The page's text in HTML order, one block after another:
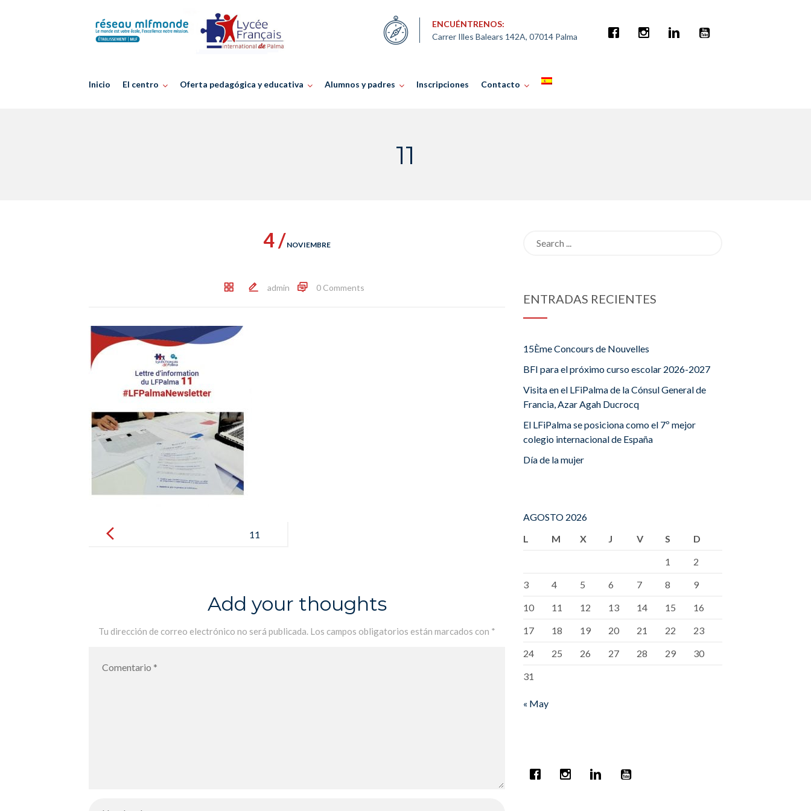
ENCUÉNTRENOS:
Carrer Illes Balears 142A, 07014 Palma
Inicio El centro Oferta pedagógica y educativa Alumnos y padres Inscripciones Contacto
11
4 / NOVIEMBRE
admin 0 Comments
navigation
11
Add your thoughts
Tu dirección de correo electrónico no será publicada. Los campos obligatorios están marcados con *
ENTRADAS RECIENTES
15Ème Concours de Nouvelles
BFI para el próximo curso escolar 2026-2027
Visita en el LFiPalma de la Cónsul General de
Francia, Azar Agah Ducrocq
El LFiPalma se posiciona como el 7º mejor
colegio internacional de España
Día de la mujer
AGOSTO 2026
L
M X J V S
D
1
2
3
4 5 6 7 8
9
10
11 12 13 14 15
16
17
18 19 20 21 22
23
24
25 26 27 28 29
30
31
« May